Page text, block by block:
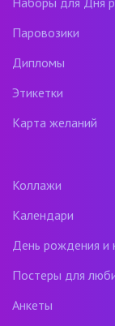
Паровозики
Дипломы
Этикетки
Карта желаний
Коллажи
Календари
День рождения и
Постеры для
Анкеты